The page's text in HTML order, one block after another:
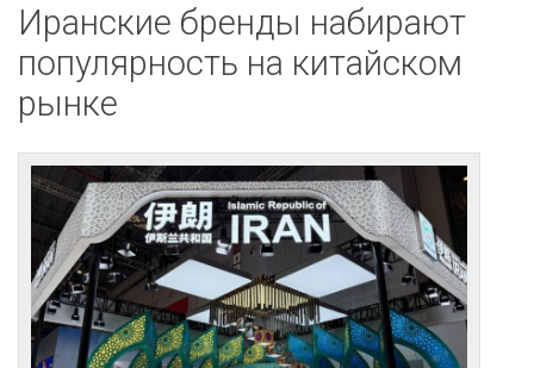
Иранские бренды набирают
популярность на китайском
рынке